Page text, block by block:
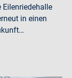
in einen